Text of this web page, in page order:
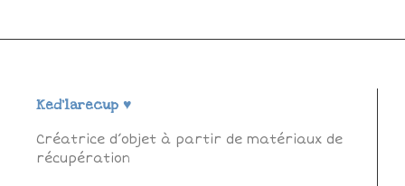
Ked'larecup ♥
Créatrice d’objet à partir de matériaux de
récupération